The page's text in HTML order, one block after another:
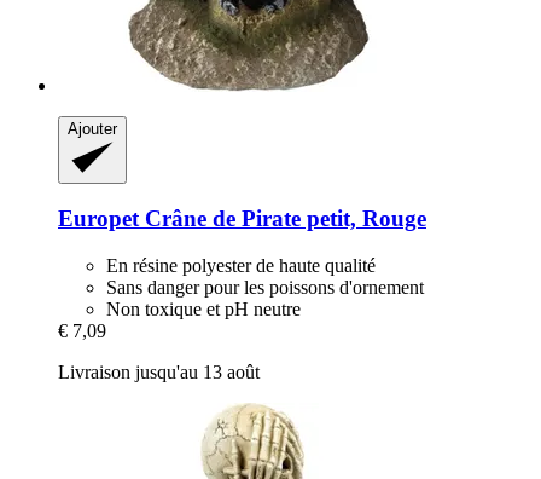
Ajouter
EuropetCrâne de Pirate petit, Rouge
En résine polyester de haute qualité
Sans danger pour les poissons d'ornement
Non toxique et pH neutre
€ 7,09
Livraison jusqu'au 13 août